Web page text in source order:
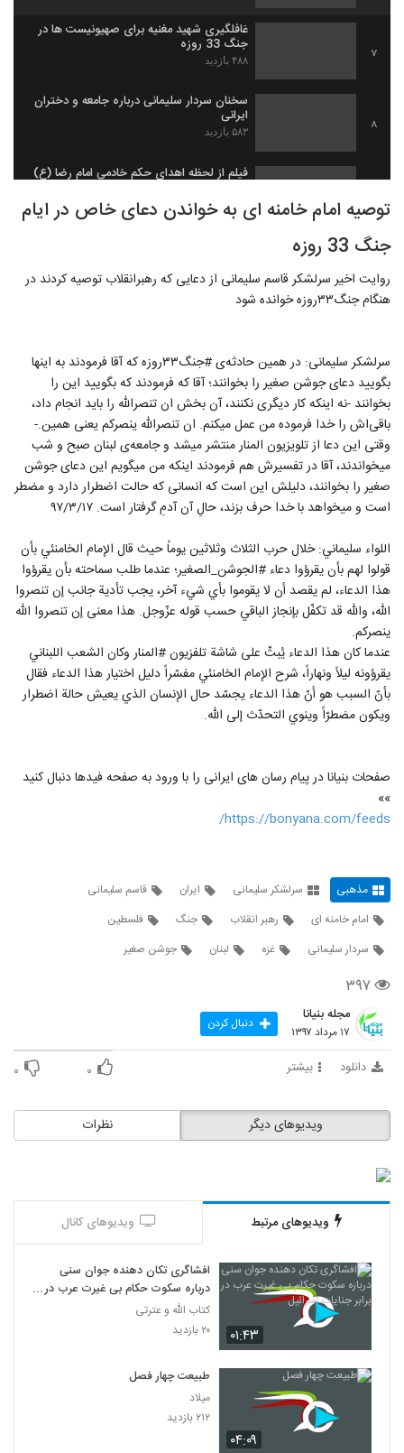
7
غافلگیری شهید مغنیه برای صهیونیست ها در
جنگ 33 روزه
۴۸۸ بازدید
8
سخنان سردار سلیمانی درباره جامعه و دختران
ایرانی
۵۸۳ بازدید
فیلم از لحظه اهدای حکم خادمی امام رضا (ع)
توصیه امام خامنه ای به خواندن دعای خاص در ایام
جنگ 33 روزه
روایت اخیر سرلشکر قاسم سلیمانی از دعایی که رهبرانقلاب توصیه کردند در
هنگام جنگ۳۳روزه خوانده شود
سرلشکر سلیمانی: در همین حادثه‌ی #جنگ۳۳روزه که آقا فرمودند به اینها
بگویید دعای جوشن صغیر را بخوانند؛ آقا که فرمودند که بگویید این را
بخوانند -نه اینکه کار دیگری نکنند، آن بخش ان تنصرالله را باید انجام داد،
باقی‌اش را خدا فرموده من عمل میکنم. ان تنصرالله ینصرکم یعنی همین.-
وقتی این دعا از تلویزیون المنار منتشر میشد و جامعه‌ی لبنان صبح و شب
میخواندند، آقا در تفسیرش هم فرمودند اینکه من میگویم این دعای جوشن
صغیر را بخوانند، دلیلش این است که انسانی که حالت اضطرار دارد و مضطر
است و میخواهد با خدا حرف بزند، حالِ آن آدمِ گرفتار است. ۹۷/۳/۱۷
اللواء سلیماني: خلال حرب الثلاث وثلاثين يوماً حيث قال الإمام الخامنئي بأن
قولوا لهم بأن يقرؤوا دعاء #الجوشن_الصغير؛ عندما طلب سماحته بأن يقرؤوا
هذا الدعاء، لم يقصد أن لا يقوموا بأي شيء آخر، يجب تأدية جانب إن تنصروا
الله، والله قد تكفّل بإنجاز الباقي حسب قوله عزّوجل. هذا معنى إن تنصروا الله
ينصركم.
عندما كان هذا الدعاء يُبثّ على شاشة تلفزيون #المنار وكان الشعب اللبناني
يقرؤونه ليلاً ونهاراً، شرح الإمام الخامنئي مفسّراً دليل اختيار هذا الدعاء فقال
بأنّ السبب هو أنّ هذا الدعاء يجسّد حال الإنسان الذي يعيش حالة اضطرار
ويكون مضطرّاً وينوي التحدّث إلى الله.
صفحات بنیانا در پیام رسان های ایرانی را با ورود به صفحه فیدها دنبال کنید
»»
https://bonyana.com/feeds/
مذهبی سرلشکر سلیمانی ایران
قاسم سلیمانی
امام خامنه ای
رهبر انقلاب جنگ
فلسطین
سردار سلیمانی
غزه لبنان جوشن صغیر
۳۹۷
مجله بنیانا
۱۷ مرداد ۱۳۹۷ دنبال کردن
دانلود بیشتر ۰ ۰
نظرات ویدیوهای دیگر
ویدیوهای مرتبط ویدیوهای کانال
۰۱:۴۳
افشاگری تکان دهنده جوان سنی
درباره سکوت حکام بی غیرت عرب در
برابر جنایات اسرائیل
کتاب الله و عترتی
۲۰ بازدید
۰۴:۰۹
طبیعت چهار فصل
میلاد
۲۱۲ بازدید